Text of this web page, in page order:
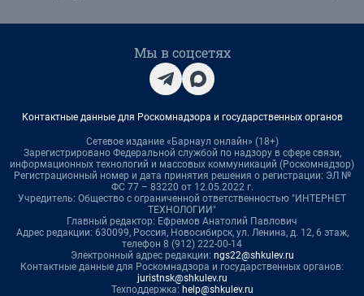
Мы в соцсетях
Контактные данные для Роскомнадзора и государственных органов
Сетевое издание «Барнаул онлайн» (18+)
Зарегистрировано Федеральной службой по надзору в сфере связи,
информационных технологий и массовых коммуникаций (Роскомнадзор)
Регистрационный номер и дата принятия решения о регистрации: ЭЛ №
ФС 77 – 83220 от 12.05.2022 г.
Учредитель: Общество с ограниченной ответственностью "ИНТЕРНЕТ
ТЕХНОЛОГИИ"
Главный редактор: Ефремов Анатолий Павлович
Адрес редакции: 630099, Россия, Новосибирск, ул. Ленина, д. 12, 6 этаж,
телефон 8 (912) 222-00-14
Электронный адрес редакции: ngs22@shkulev.ru
Контактные данные для Роскомнадзора и государственных органов:
juristnsk@shkulev.ru
Техподдержка: help@shkulev.ru